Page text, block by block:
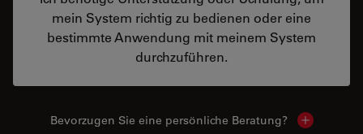
mein System richtig zu bedienen oder eine
bestimmte Anwendung mit meinem System
durchzuführen.
Bevorzugen Sie eine persönliche Beratung? Show